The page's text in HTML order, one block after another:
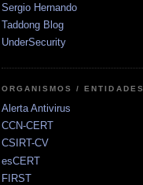
Sergio Hernando
Taddong Blog
UnderSecurity
ORGANISMOS / ENTIDADES
Alerta Antivirus
CCN-CERT
CSIRT-CV
esCERT
FIRST